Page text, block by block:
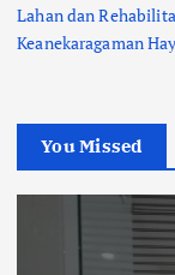
Lahan dan
Keanekaragaman
You Missed